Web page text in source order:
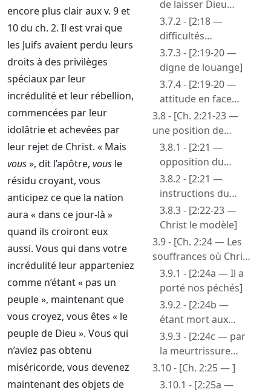
encore plus clair aux v. 9 et
10 du ch. 2. Il est vrai que
les Juifs avaient perdu leurs
droits à des privilèges
spéciaux par leur
incrédulité et leur rébellion,
commencées par leur
idolâtrie et achevées par
leur rejet de Christ. « Mais
vous», dit l’apôtre, vous le
résidu croyant, vous
anticipez ce que la nation
aura « dans ce jour-là »
quand ils croiront eux
aussi. Vous qui dans votre
incrédulité leur apparteniez
comme n’étant « pas un
peuple », maintenant que
vous croyez, vous êtes « le
peuple de Dieu ». Vous qui
n’aviez pas obtenu
miséricorde, vous devenez
maintenant des objets de
de laisser Dieu
s’adresser
directement à
l’homme]
3.7.2 - [2:18 —
difficultés
rencontrées par les
domestiques]
3.7.3 - [2:19-20 —
digne de louange]
3.7.4 - [2:19-20 —
attitude en face
d’afflictions injustes]
3.8 - [Ch. 2:21-23 —
une position de
souffrance]
3.8.1 - [2:21 —
opposition du
monde]
3.8.2 - [2:21 —
instructions du
Seigneur quant à
l’attitude face à
l’opposition du
monde]
3.8.3 - [2:22-23 —
Christ le modèle]
3.9 - [Ch. 2:24 — Les
souffrances où Christ
a été seul]
3.9.1 - [2:24a — Il a
porté nos péchés]
3.9.2 - [2:24b —
étant mort aux
péchés]
3.9.3 - [2:24c — par
la meurtrissure
duquel vous avez
été guéris]
3.10 - [Ch. 2:25 — ]
3.10.1 - [2:25a —